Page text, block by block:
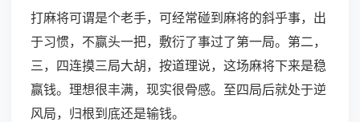
打麻将可谓是个老手，可经常碰到麻将的斜乎事，出
于习惯，不赢头一把，敷衍了事过了第一局。第二，
三，四连摸三局大胡，按道理说，这场麻将下来是稳
赢钱。理想很丰满，现实很骨感。至四局后就处于逆
风局，归根到底还是输钱。